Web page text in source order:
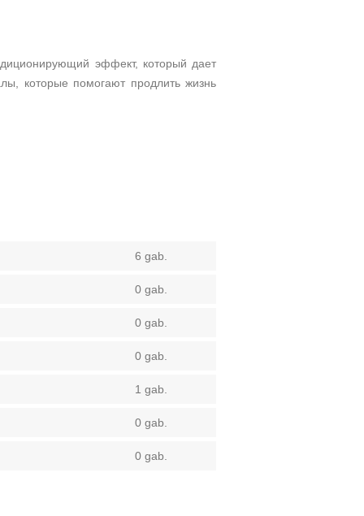
эффект, который дает
которые помогают продлить жизнь
6 gab.
0 gab.
0 gab.
0 gab.
1 gab.
0 gab.
0 gab.